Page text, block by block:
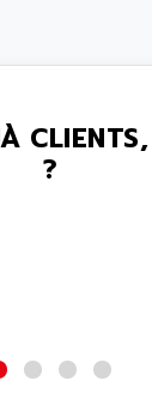
?